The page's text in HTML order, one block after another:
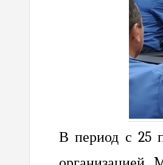
В период с 25